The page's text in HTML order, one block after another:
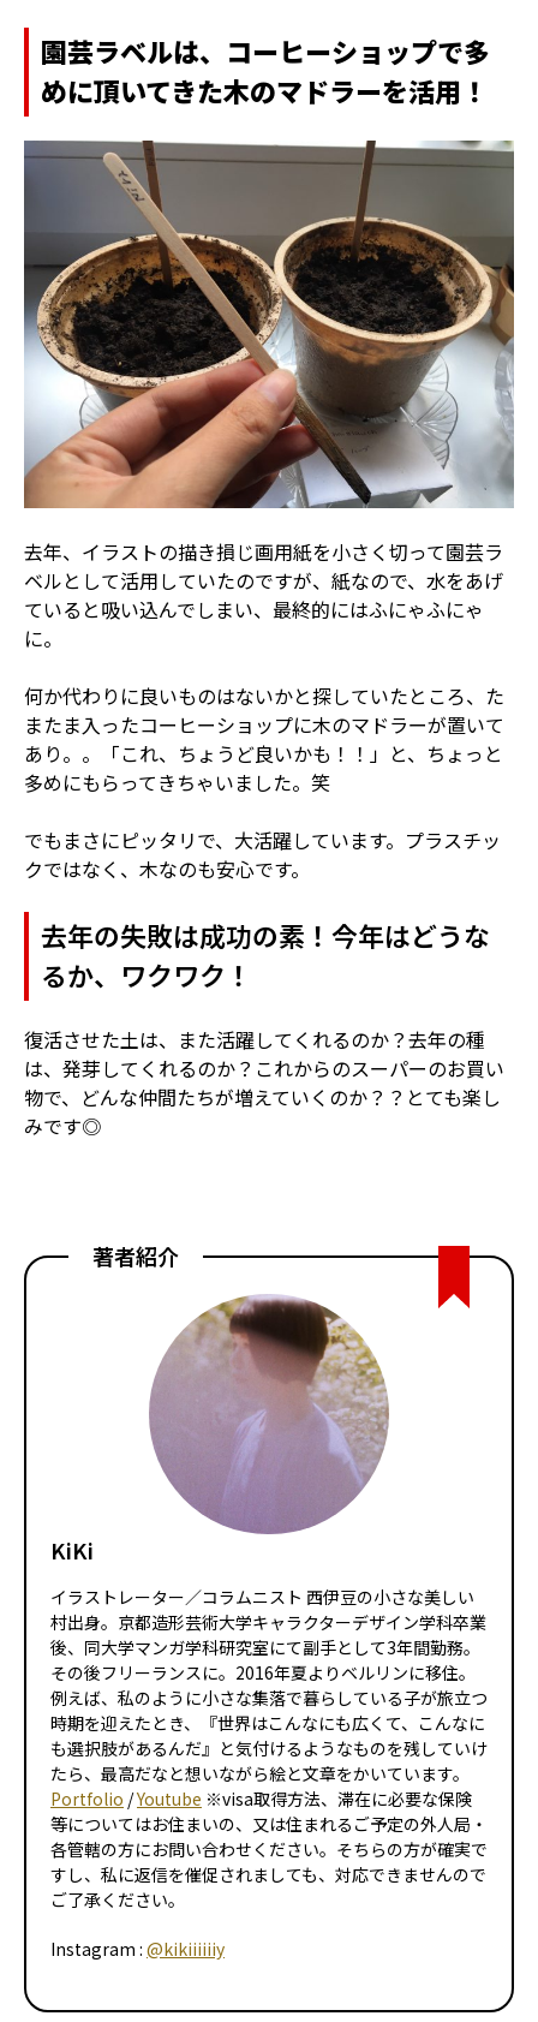
園芸ラベルは、コーヒーショップで多
めに頂いてきた木のマドラーを活用！
去年、イラストの描き損じ画用紙を小さく切って園芸ラ
ベルとして活用していたのですが、紙なので、水をあげ
ていると吸い込んでしまい、最終的にはふにゃふにゃ
に。
何か代わりに良いものはないかと探していたところ、た
またま入ったコーヒーショップに木のマドラーが置いて
あり。。「これ、ちょうど良いかも！！」と、ちょっと
多めにもらってきちゃいました。笑
でもまさにピッタリで、大活躍しています。プラスチッ
クではなく、木なのも安心です。
去年の失敗は成功の素！今年はどうな
るか、ワクワク！
復活させた土は、また活躍してくれるのか？去年の種
は、発芽してくれるのか？これからのスーパーのお買い
物で、どんな仲間たちが増えていくのか？？とても楽し
みです◎
著者紹介
KiKi
イラストレーター／コラムニスト 西伊豆の小さな美しい
村出身。京都造形芸術大学キャラクターデザイン学科卒業
後、同大学マンガ学科研究室にて副手として3年間勤務。
その後フリーランスに。2016年夏よりベルリンに移住。
例えば、私のように小さな集落で暮らしている子が旅立つ
時期を迎えたとき、『世界はこんなにも広くて、こんなに
も選択肢があるんだ』と気付けるようなものを残していけ
たら、最高だなと想いながら絵と文章をかいています。
Portfolio /Youtube ※visa取得方法、滞在に必要な保険
等についてはお住まいの、又は住まれるご予定の外人局・
各管轄の方にお問い合わせください。そちらの方が確実で
すし、私に返信を催促されましても、対応できませんので
ご了承ください。
Instagram : @kikiiiiiiy